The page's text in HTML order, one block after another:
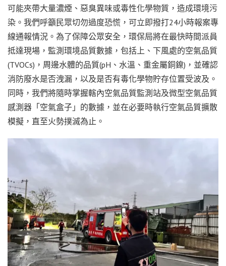
可能夾帶大量濃煙、惡臭異味或毒性化學物質，造成環境污
染。我們呼籲民眾切勿過度恐慌，可立即撥打24小時報案專
線通報情況。為了保障公眾安全，環保局將在最快時間派員
抵達現場，監測環境品質數據，包括上、下風處的空氣品質
(TVOCs)，周邊水體的品質(pH、水溫、重金屬銅鎳)，並確認
消防廢水是否洩漏，以及是否有毒化學物貯存位置受波及。
同時，我們將隨時掌握轄內空氣品質監測站及微型空氣品質
感測器「空氣盒子」的數據，並在必要時執行空氣品質擴散
模擬，直至火勢撲滅為止。